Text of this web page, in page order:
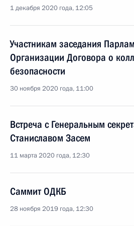
1 декабря 2020 года, 12:05
Участникам заседания
Организации Договора о
безопасности
30 ноября 2020 года, 11:00
Встреча с Генеральным
Станиславом Засем
11 марта 2020 года, 12:30
Саммит ОДКБ
28 ноября 2019 года, 12:30